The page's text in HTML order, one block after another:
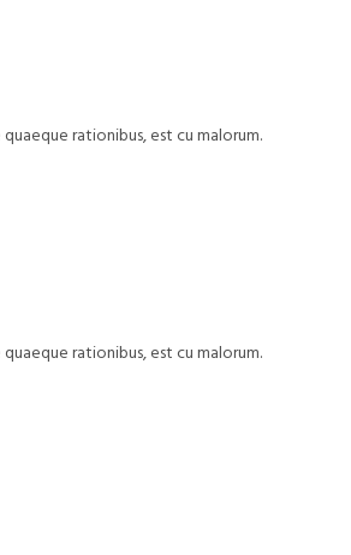
rationibus, est cu malorum.
rationibus, est cu malorum.